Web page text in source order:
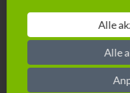
Sie sind dafür
anzugeben, zu deren
Sämtliche Zugangsdaten
gesichert verwahren. Wenn
oder diese Dritten bekannt
Alle
Alle